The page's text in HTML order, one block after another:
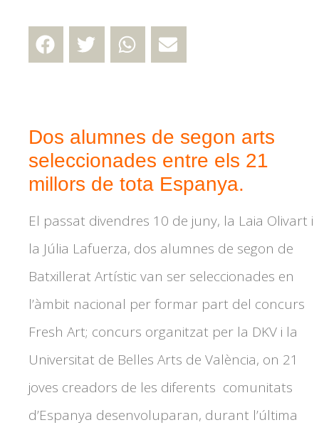
Dos alumnes de segon arts
seleccionades entre els 21
millors de tota Espanya.
El passat divendres 10 de juny, la Laia Olivart i
la Júlia Lafuerza, dos alumnes de segon de
Batxillerat Artístic van ser seleccionades en
l’àmbit nacional per formar part del concurs
Fresh Art; concurs organitzat per la DKV i la
Universitat de Belles Arts de València, on 21
joves creadors de les diferents comunitats
d’Espanya desenvoluparan, durant l’última